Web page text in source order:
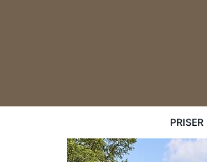
PRISER